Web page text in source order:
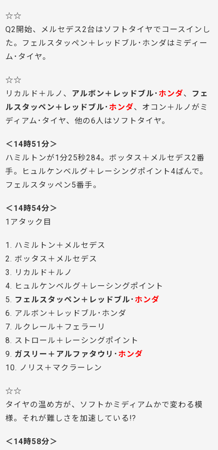
☆☆
Q2開始、メルセデス2台はソフトタイヤでコースインし
た。フェルスタッペン＋レッドブル･ホンダはミディー
ム･タイヤ。
☆☆
リカルド＋ルノ、 アルボン＋レッドブル･ ホンダ、 フェ
ルスタッペン＋レッドブル･ ホンダ、オコン＋ルノがミ
ディアム･タイヤ、他の6人はソフトタイヤ。
＜14時51分＞
ハミルトンが1分25秒284。ボッタス＋メルセデス2番
手。ヒュルケンベルグ＋レーシングポイント4ばんで。
フェルスタッペン5番手。
＜14時54分＞
1アタック目
1. ハミルトン＋メルセデス
2. ボッタス＋メルセデス
3. リカルド＋ルノ
4. ヒュルケンベルグ＋レーシングポイント
5. フェルスタッペン＋レッドブル･ ホンダ
6. アルボン＋レッドブル･ホンダ
7. ルクレール＋フェラーリ
8. ストロール＋レーシングポイント
9. ガスリー＋アルファタウリ･ ホンダ
10. ノリス＋マクラーレン
☆☆
タイヤの温め方が、ソフトかミディアムかで変わる模
様。それが難しさを加速している!?
＜14時58分＞